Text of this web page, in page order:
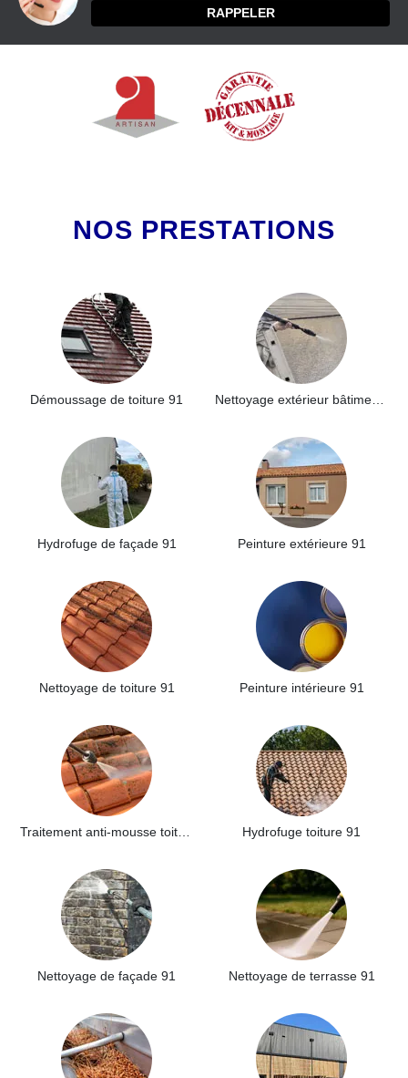
NOS PRESTATIONS
Démoussage de toiture 91
Hydrofuge de façade 91 Peinture extérieure 91
Nettoyage de toiture 91 Peinture intérieure 91
Hydrofuge toiture 91
Nettoyage de façade 91 Nettoyage de terrasse 91